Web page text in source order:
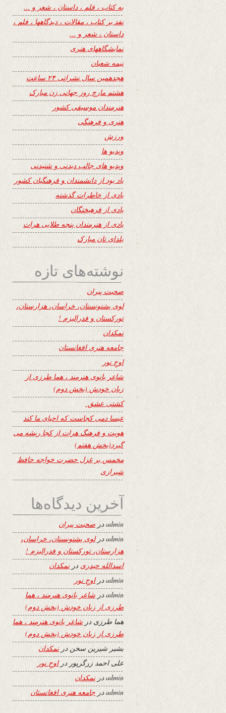
به کتاب ، فلم ، داستان ، شعر و …
نفد بر کتاب ، مقالات ، دیدگاهها ، فلم ،
داستان ، شعر و …
نمایشگاههای هنری
نیمه شعبان
هجدهمین سال نشراتی ۲۴ ساعت
هشتم مارچ روز جهانی زن مبارک
هنرمندان موسیقی کشور
هنری و فرهنگی
ورزش
ویدیو ها
ویدیو های جالب دیدنی و شنیدنی
یاد بود از دانشمندان و فرهنگیان کشور
یادی از خاطرات گذشته
یادی از فرهیختگان
یادی از هنرمندان پنجه طلایی هرات
یلدای تان مبارک
نوشته‌های تازه
صحبت پیران
لوی پشتونستان، خراسان، هزارستان،
تورکستان و فدرالیزم !
نمکدان
جامعه هنری افغانستان
اوجِ نور
شاعر بانوی هنرمند ، هما طرزی از
زبان خودش (بخش دوم)
کشتی عشق
عیسا دمی کجاست که احیای ما کند
هویت و فرهنگ هرات از کجا ریشه می
گیرد(بخش هفتم)
مخمس بر غزل حضرت خواجه حافظ
شیرازی
آخرین دیدگاه‌ها
adminدر صحبت پیران
admin درلوی پشتونستان، خراسان،
هزارستان، تورکستان و فدرالیزم !
اسدالله حیدری درنمکدان
adminدراوجِ نور
adminدر شاعر بانوی هنرمند ، هما
طرزی از زبان خودش (بخش دوم)
هما طرزی در شاعر بانوی هنرمند ، هما
طرزی از زبان خودش (بخش دوم)
بشیر شیرین سخن درنمکدان
علی احمد زرگرپور دراوجِ نور
adminدرنمکدان
admin در جامعه هنری افغانستان